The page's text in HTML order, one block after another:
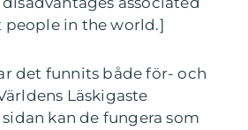
people in the world.]
det funnits både för- och
Läskigaste
sidan kan de fungera som